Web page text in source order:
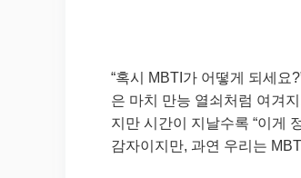
“혹시 MBTI가 어떻게 되세요
은 마치 만능 열쇠처럼 여겨
지만 시간이 지날수록 “이게
감자이지만, 과연 우리는